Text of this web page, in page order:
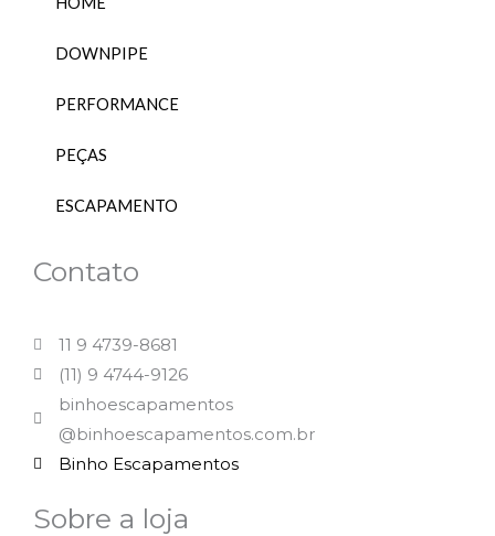
DOWNPIPE
PERFORMANCE
PEÇAS
ESCAPAMENTO
Contato
11 9 4739-8681
(11) 9 4744-9126
binhoescapamentos
@binhoescapamentos.com.br
Binho Escapamentos
Sobre a loja